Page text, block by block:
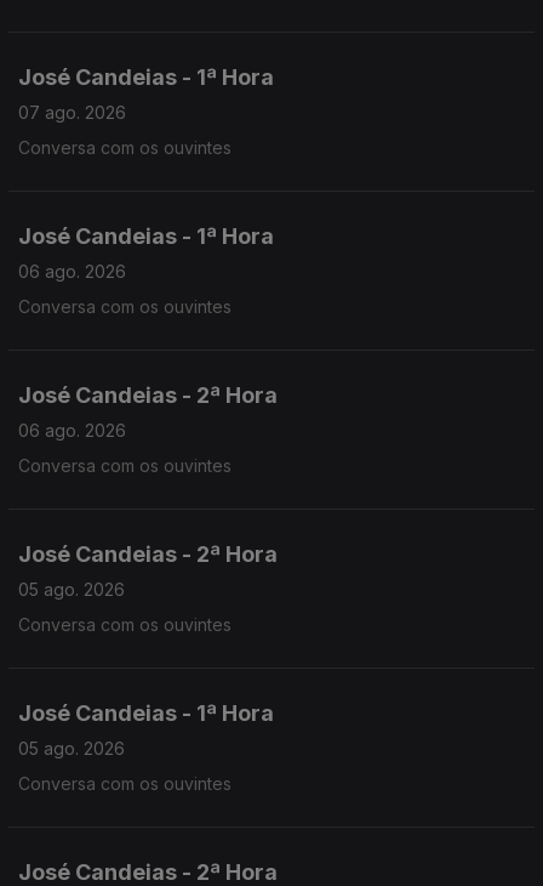
José Candeias - 1ª Hora
07 ago. 2026
Conversa com os ouvintes
José Candeias - 1ª Hora
06 ago. 2026
Conversa com os ouvintes
José Candeias - 2ª Hora
06 ago. 2026
Conversa com os ouvintes
José Candeias - 2ª Hora
05 ago. 2026
Conversa com os ouvintes
José Candeias - 1ª Hora
05 ago. 2026
Conversa com os ouvintes
José Candeias - 2ª Hora